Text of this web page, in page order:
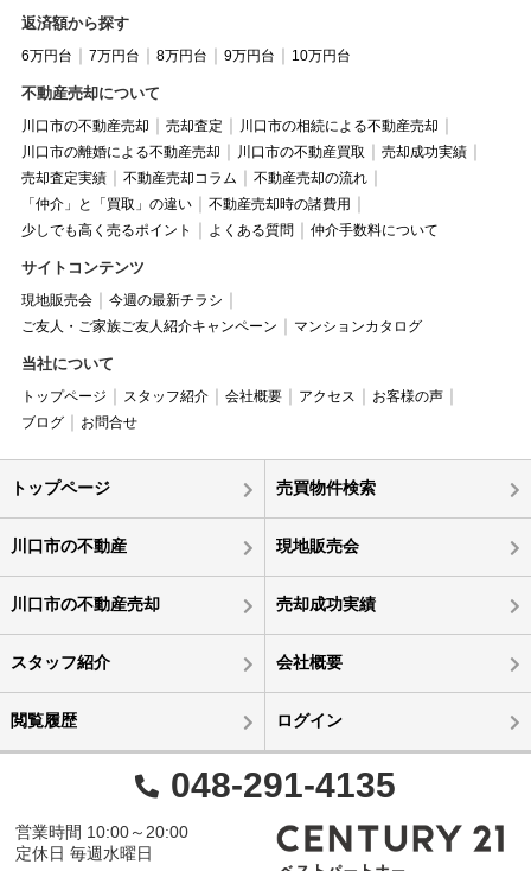
返済額から探す
6万円台 7万円台 8万円台 9万円台 10万円台
不動産売却について
川口市の不動産売却 売却査定
川口市の相続による不動産売却
川口市の離婚による不動産売却
川口市の不動産買取
売却成功実績
売却査定実績
不動産売却コラム
不動産売却の流れ
「仲介」と「買取」の違い
不動産売却時の諸費用
少しでも高く売るポイント
よくある質問 仲介手数料について
サイトコンテンツ
現地販売会
今週の最新チラシ
ご友人・ご家族ご友人紹介キャンペーン
マンションカタログ
当社について
トップページ スタッフ紹介 会社概要 アクセス
お客様の声
ブログ
お問合せ
トップページ 売買物件検索
川口市の不動産 現地販売会
川口市の不動産売却 売却成功実績
スタッフ紹介 会社概要
閲覧履歴 ログイン
048-291-4135
営業時間 10:00～20:00
定休日 毎週水曜日